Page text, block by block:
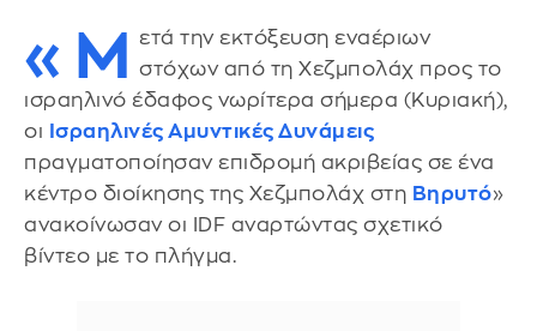
«Μ
ετά την εκτόξευση εναέριων
στόχων από τη Χεζμπολάχ προς το
ισραηλινό έδαφος νωρίτερα σήμερα (Κυριακή),
οι
Ισραηλινές Αμυντικές Δυνάμεις
πραγματοποίησαν επιδρομή ακριβείας σε ένα
κέντρο διοίκησης της Χεζμπολάχ στη Βηρυτό»
ανακοίνωσαν οι IDF αναρτώντας σχετικό
βίντεο με το πλήγμα.